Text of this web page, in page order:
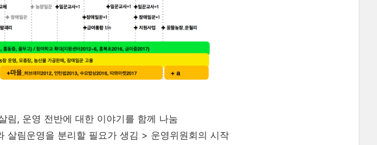
림, 운영 전반에 대한 이야기를 함께 나눔
살림운영을 분리할 필요가 생김 > 운영위원회의 시작